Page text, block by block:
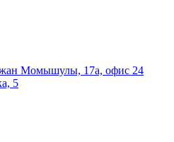
Момышулы, 17а, офис 24
5